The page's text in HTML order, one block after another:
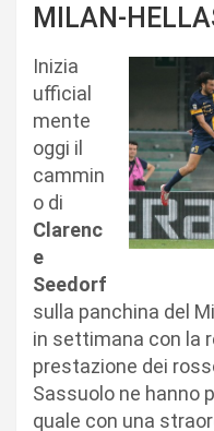
MILAN-
Inizia
ufficial
mente
oggi il
cammin
o di
Clarenc
e
Seedorf
sulla panchina del
in settimana con la
prestazione dei
Sassuolo ne hanno
quale con una